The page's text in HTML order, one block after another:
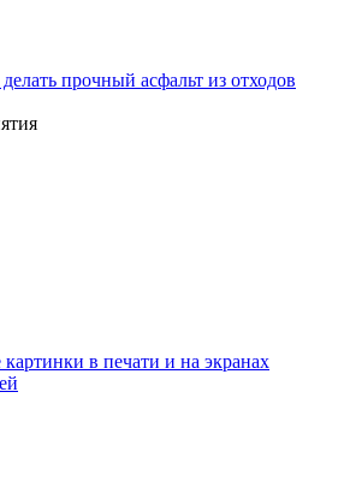
прочный асфальт из отходов
в печати и на экранах